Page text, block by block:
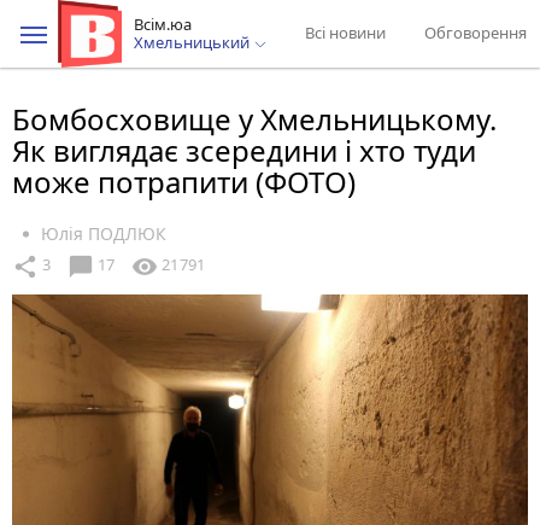
Всім.юа
Хмельницький
Всі новини Обговорення
Бомбосховище у Хмельницькому.
Як виглядає зсередини і хто туди
може потрапити (ФОТО)
Юлія ПОДЛЮК
share 3 chat_bubble 17 visibility 21791